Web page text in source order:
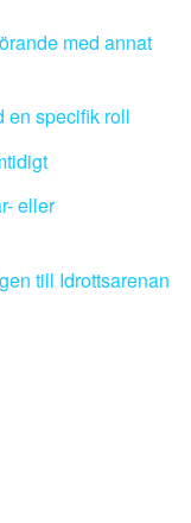
med annat
en specifik roll
eller
till Idrottsarenan